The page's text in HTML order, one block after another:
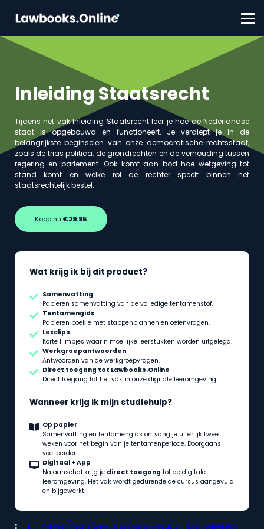
FAQ
Contact
Inleiding Staatsrecht
Tijdens het vak Inleiding Staatsrecht leer je hoe de Nederlandse
staat is opgebouwd en functioneert. Je verdiept je in de
belangrijkste beginselen van onze democratische rechtsstaat,
zoals de trias politica, de grondrechten en de verhouding tussen
regering en parlement. Ook komt aan bod hoe wetgeving tot
stand komt en welke rol de rechter speelt binnen het
staatsrechtelijk bestel.
Koop nu €29.95
Wat krijg ik bij dit product?
Samenvatting
Papieren samenvatting van de volledige tentamenstof.
Tentamengids
Papieren boekje met stappenplannen en oefenvragen.
Lexclips
Korte filmpjes waarin moeilijke leerstukken worden uitgelegd.
Werkgroepantwoorden
Antwoorden van de werkgroepvragen.
Direct toegang tot Lawbooks.Online
Direct toegang tot het vak in onze digitale leeromgeving.
Wanneer krijg ik mijn studiehulp?
Op papier
Samenvatting en tentamengids ontvang je uiterlijk twee
weken voor het begin van je tentamenperiode. Doorgaans
veel eerder.
Digitaal + App
Na aanschaf krijg je direct toegang tot de digitale
leeromgeving. Het vak wordt gedurende de cursus aangevuld
en bijgewerkt.
Klik hier voor meer informatie over onze producten. Scroll verder naar